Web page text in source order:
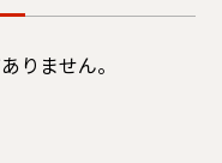
りません。